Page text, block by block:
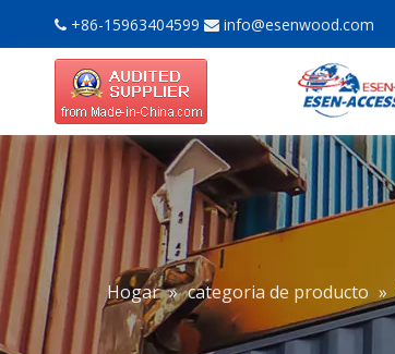
 +86-15963404599  info@esenwood.com
Hogar » categoria de producto »